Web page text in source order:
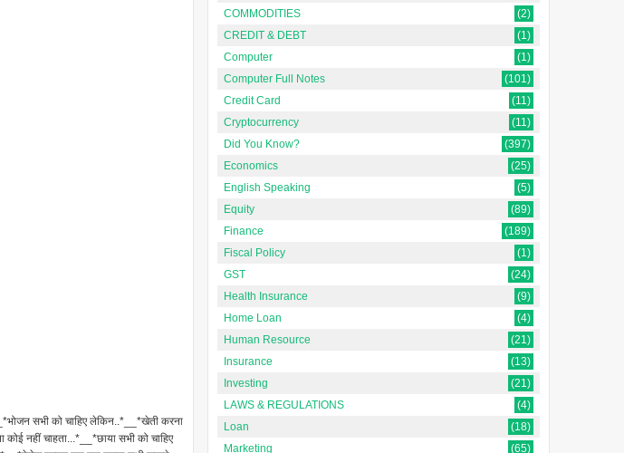
सभी को चाहिए लेकिन..*__*खेती करना
नहीं चाहता...*__*छाया सभी को चाहिए
COMMODITIES
(2)
CREDIT & DEBT
(1)
Computer
(1)
Computer Full Notes
(101)
Credit Card
(11)
Cryptocurrency
(11)
Did You Know?
(397)
Economics
(25)
English Speaking
(5)
Equity
(89)
Finance
(189)
Fiscal Policy
(1)
GST
(24)
Health Insurance
(9)
Home Loan
(4)
Human Resource
(21)
Insurance
(13)
Investing
(21)
LAWS & REGULATIONS
(4)
Loan
(18)
Marketing
(65)